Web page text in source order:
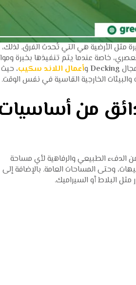
مثل الأرضية هي التي تُحدث الفرق. لذلك،
خاصة عندما يتم تنفيذها بخبرة
Decking وأعمال اللاند سكيب، حيث
الخارجية القاسية في نفس الوقت.
من
الدفء الطبيعي والرفاهية لأي مساحة
وحتى المساحات العامة. بالإضافة إلى
مثل البلاط أو السيراميك.